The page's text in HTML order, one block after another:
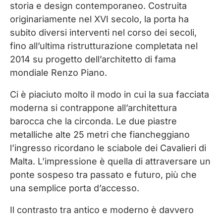
storia e design contemporaneo. Costruita
originariamente nel XVI secolo, la porta ha
subito diversi interventi nel corso dei secoli,
fino all’ultima ristrutturazione completata nel
2014 su progetto dell’architetto di fama
mondiale Renzo Piano.
Ci è piaciuto molto il modo in cui la sua facciata
moderna si contrappone all’architettura
barocca che la circonda. Le due piastre
metalliche alte 25 metri che fiancheggiano
l’ingresso ricordano le sciabole dei Cavalieri di
Malta. L’impressione è quella di attraversare un
ponte sospeso tra passato e futuro, più che
una semplice porta d’accesso.
Il contrasto tra antico e moderno è davvero